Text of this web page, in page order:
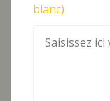
blanc)